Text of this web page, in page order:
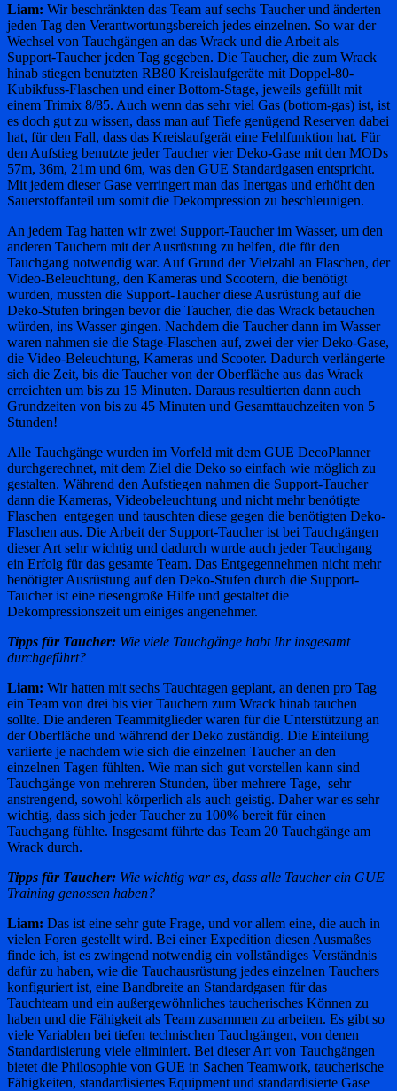
Liam: Wir beschränkten das Team auf sechs Taucher und änderten
jeden Tag den Verantwortungsbereich jedes einzelnen. So war der
Wechsel von Tauchgängen an das Wrack und die Arbeit als
Support-Taucher jeden Tag gegeben. Die Taucher, die zum Wrack
hinab stiegen benutzten RB80 Kreislaufgeräte mit Doppel-80-
Kubikfuss-Flaschen und einer Bottom-Stage, jeweils gefüllt mit
einem Trimix 8/85. Auch wenn das sehr viel Gas (bottom-gas) ist, ist
es doch gut zu wissen, dass man auf Tiefe genügend Reserven dabei
hat, für den Fall, dass das Kreislaufgerät eine Fehlfunktion hat. Für
den Aufstieg benutzte jeder Taucher vier Deko-Gase mit den MODs
57m, 36m, 21m und 6m, was den GUE Standardgasen entspricht.
Mit jedem dieser Gase verringert man das Inertgas und erhöht den
Sauerstoffanteil um somit die Dekompression zu beschleunigen.
An jedem Tag hatten wir zwei Support-Taucher im Wasser, um den
anderen Tauchern mit der Ausrüstung zu helfen, die für den
Tauchgang notwendig war. Auf Grund der Vielzahl an Flaschen, der
Video-Beleuchtung, den Kameras und Scootern, die benötigt
wurden, mussten die Support-Taucher diese Ausrüstung auf die
Deko-Stufen bringen bevor die Taucher, die das Wrack betauchen
würden, ins Wasser gingen. Nachdem die Taucher dann im Wasser
waren nahmen sie die Stage-Flaschen auf, zwei der vier Deko-Gase,
die Video-Beleuchtung, Kameras und Scooter. Dadurch verlängerte
sich die Zeit, bis die Taucher von der Oberfläche aus das Wrack
erreichten um bis zu 15 Minuten. Daraus resultierten dann auch
Grundzeiten von bis zu 45 Minuten und Gesamttauchzeiten von 5
Stunden!
Alle Tauchgänge wurden im Vorfeld mit dem GUE DecoPlanner
durchgerechnet, mit dem Ziel die Deko so einfach wie möglich zu
gestalten. Während den Aufstiegen nahmen die Support-Taucher
dann die Kameras, Videobeleuchtung und nicht mehr benötigte
Flaschen entgegen und tauschten diese gegen die benötigten Deko-
Flaschen aus. Die Arbeit der Support-Taucher ist bei Tauchgängen
dieser Art sehr wichtig und dadurch wurde auch jeder Tauchgang
ein Erfolg für das gesamte Team. Das Entgegennehmen nicht mehr
benötigter Ausrüstung auf den Deko-Stufen durch die Support-
Taucher ist eine riesengroße Hilfe und gestaltet die
Dekompressionszeit um einiges angenehmer.
Tipps für Taucher: Wie viele Tauchgänge habt Ihr insgesamt
durchgeführt?
Liam: Wir hatten mit sechs Tauchtagen geplant, an denen pro Tag
ein Team von drei bis vier Tauchern zum Wrack hinab tauchen
sollte. Die anderen Teammitglieder waren für die Unterstützung an
der Oberfläche und während der Deko zuständig. Die Einteilung
variierte je nachdem wie sich die einzelnen Taucher an den
einzelnen Tagen fühlten. Wie man sich gut vorstellen kann sind
Tauchgänge von mehreren Stunden, über mehrere Tage, sehr
anstrengend, sowohl körperlich als auch geistig. Daher war es sehr
wichtig, dass sich jeder Taucher zu 100% bereit für einen
Tauchgang fühlte. Insgesamt führte das Team 20 Tauchgänge am
Wrack durch.
Tipps für Taucher: Wie wichtig war es, dass alle Taucher ein GUE
Training genossen haben?
Liam: Das ist eine sehr gute Frage, und vor allem eine, die auch in
vielen Foren gestellt wird. Bei einer Expedition diesen Ausmaßes
finde ich, ist es zwingend notwendig ein vollständiges Verständnis
dafür zu haben, wie die Tauchausrüstung jedes einzelnen Tauchers
konfiguriert ist, eine Bandbreite an Standardgasen für das
Tauchteam und ein außergewöhnliches taucherisches Können zu
haben und die Fähigkeit als Team zusammen zu arbeiten. Es gibt so
viele Variablen bei tiefen technischen Tauchgängen, von denen
Standardisierung viele eliminiert. Bei dieser Art von Tauchgängen
bietet die Philosophie von GUE in Sachen Teamwork, taucherische
Fähigkeiten, standardisiertes Equipment und standardisierte Gase